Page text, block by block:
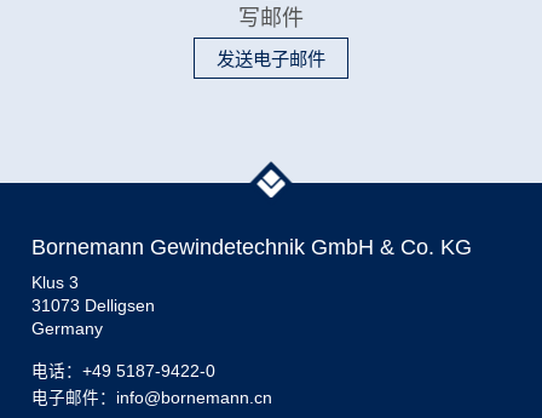
写邮件
发送电子邮件
Bornemann Gewindetechnik GmbH & Co. KG
Klus 3
31073 Delligsen
Germany
电话： +49 5187-9422-0
电子邮件：info@bornemann.cn